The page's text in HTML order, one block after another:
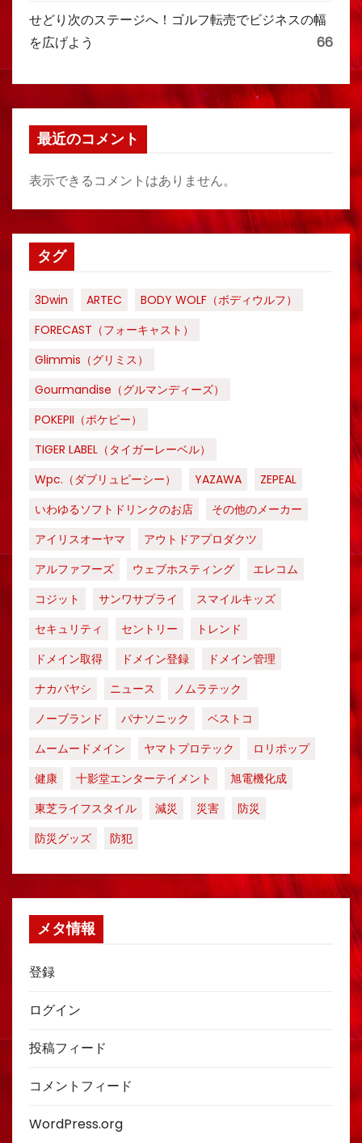
せどり次のステージへ！ゴルフ転売でビジネスの幅
を広げよう
66
最近のコメント
表示できるコメントはありません。
タグ
3Dwin ARTEC
BODY WOLF（ボディウルフ）
FORECAST（フォーキャスト）
Glimmis（グリミス）
Gourmandise（グルマンディーズ）
POKEPII（ポケピー）
TIGER LABEL（タイガーレーベル）
Wpc.（ダブリュピーシー）
YAZAWA
ZEPEAL
いわゆるソフトドリンクのお店
その他のメーカー
アイリスオーヤマ
アウトドアプロダクツ
アルファフーズ
ウェブホスティング
エレコム
コジット
サンワサプライ
スマイルキッズ
セキュリティ
セントリー
トレンド
ドメイン取得
ドメイン登録
ドメイン管理
ナカバヤシ
ニュース
ノムラテック
ノーブランド
パナソニック
ベストコ
ムームードメイン
ヤマトプロテック
ロリポップ
健康
十影堂エンターテイメント
旭電機化成
東芝ライフスタイル
減災 災害
防災
防災グッズ
防犯
メタ情報
登録
ログイン
投稿フィード
コメントフィード
WordPress.org